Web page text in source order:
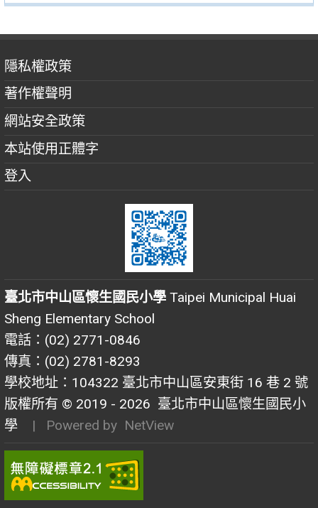
隱私權政策
著作權聲明
網站安全政策
本站使用正體字
登入
臺北市中山區懷生國民小學 Taipei Municipal Huai
Sheng Elementary School
電話：(02) 2771-0846
傳真：(02) 2781-8293
學校地址：104322 臺北市中山區安東街 16 巷 2 號
版權所有 © 2019 - 2026 臺北市中山區懷生國民小
學
| Powered by NetView